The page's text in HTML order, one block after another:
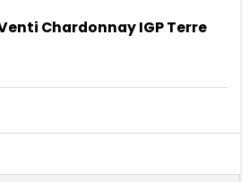
Chardonnay IGP Terre